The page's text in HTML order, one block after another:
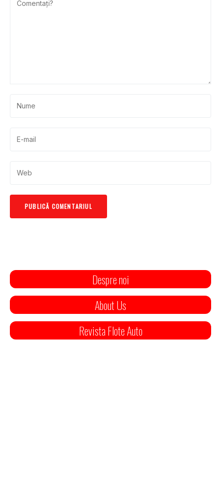
Despre noi
About Us
Revista Flote Auto